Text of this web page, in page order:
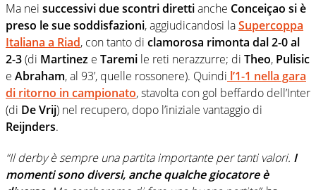
Ma nei successivi due scontri direttianche Conceiçao si è
preso le sue soddisfazioni, aggiudicandosi laSupercoppa
Italiana a Riad, con tanto di clamorosa rimonta dal 2-0 al
2-3(di Martinez e Taremi le reti nerazzurre; di Theo, Pulisic
e Abraham, al 93’, quelle rossonere). Quindi l’1-1 nella gara
di ritorno in campionato, stavolta con gol beffardo dell’Inter
(di De Vrij) nel recupero, dopo l’iniziale vantaggio di
Reijnders.
“Il derby è sempre una partita importante per tanti valori. I
momenti sono diversi, anche qualche giocatore è